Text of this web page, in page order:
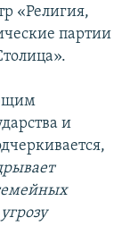
«Религия,
партии
и